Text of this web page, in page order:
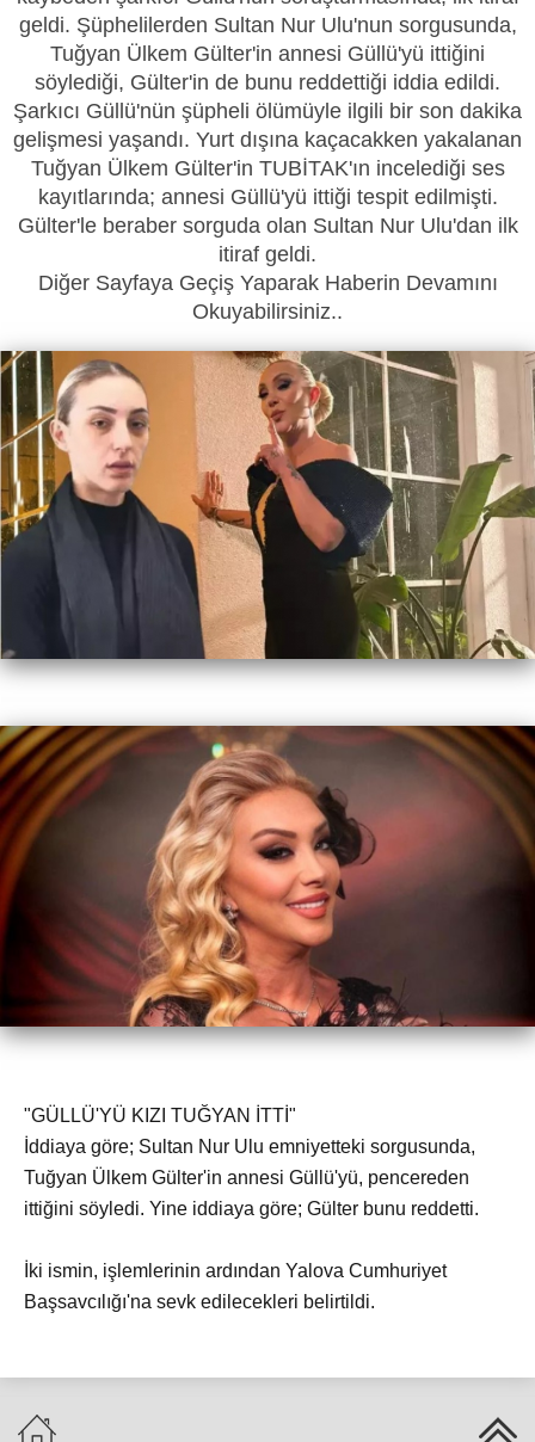
geldi. Şüphelilerden Sultan Nur Ulu'nun sorgusunda,
Tuğyan Ülkem Gülter'in annesi Güllü'yü ittiğini
söylediği, Gülter'in de bunu reddettiği iddia edildi.
Şarkıcı Güllü'nün şüpheli ölümüyle ilgili bir son dakika
gelişmesi yaşandı. Yurt dışına kaçacakken yakalanan
Tuğyan Ülkem Gülter'in TUBİTAK'ın incelediği ses
kayıtlarında; annesi Güllü'yü ittiği tespit edilmişti.
Gülter'le beraber sorguda olan Sultan Nur Ulu'dan ilk
itiraf geldi.
Diğer Sayfaya Geçiş Yaparak Haberin Devamını
Okuyabilirsiniz..
"GÜLLÜ'YÜ KIZI TUĞYAN İTTİ"
İddiaya göre; Sultan Nur Ulu emniyetteki sorgusunda,
Tuğyan Ülkem Gülter'in annesi Güllü'yü, pencereden
ittiğini söyledi. Yine iddiaya göre; Gülter bunu reddetti.
İki ismin, işlemlerinin ardından Yalova Cumhuriyet
Başsavcılığı'na sevk edilecekleri belirtildi.